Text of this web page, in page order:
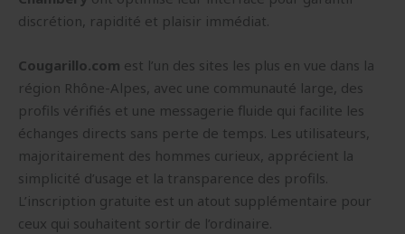
discrétion, rapidité et plaisir immédiat.
Cougarillo.com est l’un des sites les plus en vue dans la
région Rhône-Alpes, avec une communauté large, des
profils vérifiés et une messagerie fluide qui facilite les
échanges directs sans perte de temps. Les utilisateurs,
majoritairement des hommes curieux, apprécient la
simplicité d’usage et la transparence des profils.
L’inscription gratuite est un atout supplémentaire pour
ceux qui souhaitent sortir de l’ordinaire.